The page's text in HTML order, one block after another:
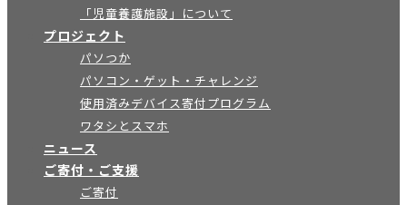
「児童養護施設」について
プロジェクト
パソつか
パソコン・ゲット・チャレンジ
使用済みデバイス寄付プログラム
ワタシとスマホ
ニュース
ご寄付・ご支援
ご寄付